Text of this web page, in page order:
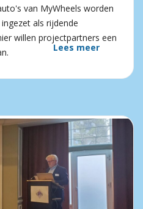
van MyWheels worden
als rijdende
willen projectpartners een
Lees meer